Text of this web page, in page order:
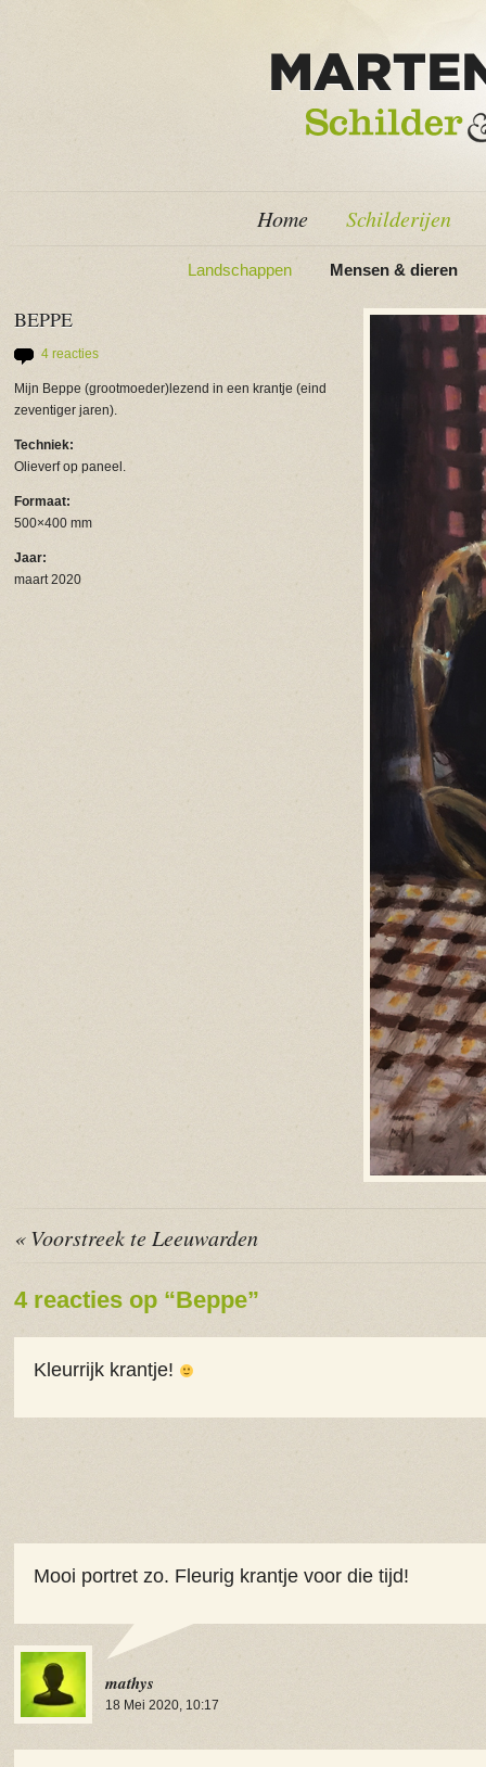
Home Schilderijen
Landschappen Mensen & dieren
BEPPE
4 reacties
Mijn Beppe (grootmoeder)lezend in een krantje (eind
zeventiger jaren).
Techniek:
Olieverf op paneel.
Formaat:
500×400 mm
Jaar:
maart 2020
« Voorstreek te Leeuwarden
4 reacties op “Beppe”
Kleurrijk krantje!
Mooi portret zo. Fleurig krantje voor die tijd!
mathys
18 Mei 2020, 10:17